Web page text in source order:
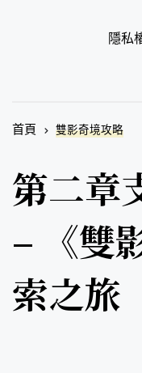
隱私
首頁 雙影奇境攻略
第二章
– 《雙
索之旅